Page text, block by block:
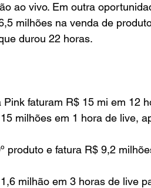
ao vivo. Em outra
milhões na venda de
durou 22 horas.
faturam R$ 15 mi em 12
milhões em 1 hora de live,
produto e fatura R$ 9,2
milhão em 3 horas de live